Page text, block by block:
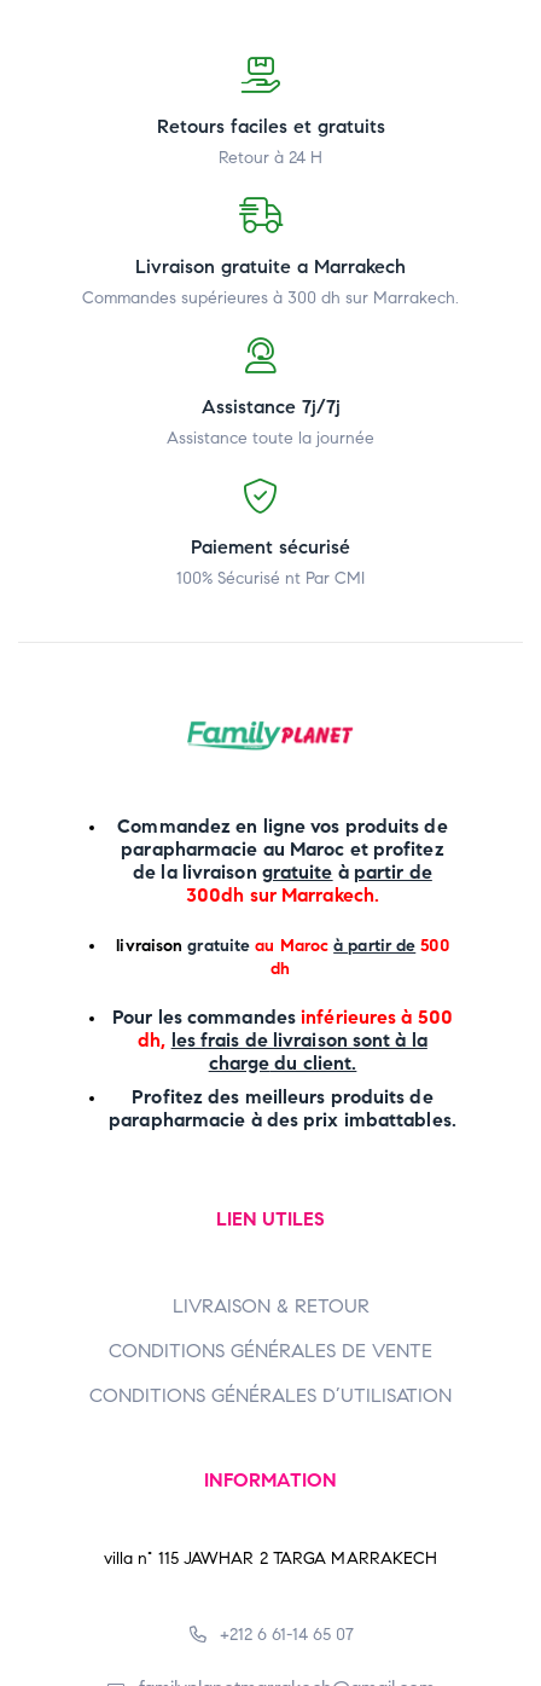
Retours faciles et gratuits
Retour à 24 H
Livraison gratuite a Marrakech
Commandes supérieures à 300 dh sur Marrakech.
Assistance 7j/7j
Assistance toute la journée
Paiement sécurisé
100% Sécurisé nt Par CMI
Commandez en ligne vos produits de
parapharmacie au Maroc et profitez
de la livraison gratuite à partir de
300dh sur Marrakech.
livraison gratuite au Maroc à partir de 500
dh
Pour les commandesinférieures à 500
dh, les frais de livraison sont à la
charge du client.
Profitez des meilleurs produits de
parapharmacie à des prix imbattables.
LIEN UTILES
LIVRAISON & RETOUR
CONDITIONS GÉNÉRALES DE VENTE
CONDITIONS GÉNÉRALES D’UTILISATION
INFORMATION
villa n° 115 JAWHAR 2 TARGA MARRAKECH
+212 6 61-14 65 07